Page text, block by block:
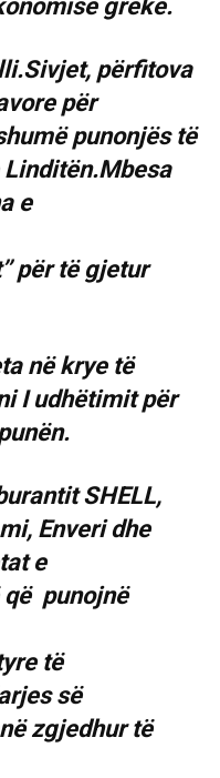
greke.
përfitova
për
punonjës të
e
për të gjetur
në krye të
I udhëtimit për
SHELL,
Enveri dhe
e
punojnë
të
së
zgjedhur të